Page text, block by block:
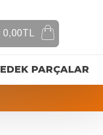
PARÇALAR